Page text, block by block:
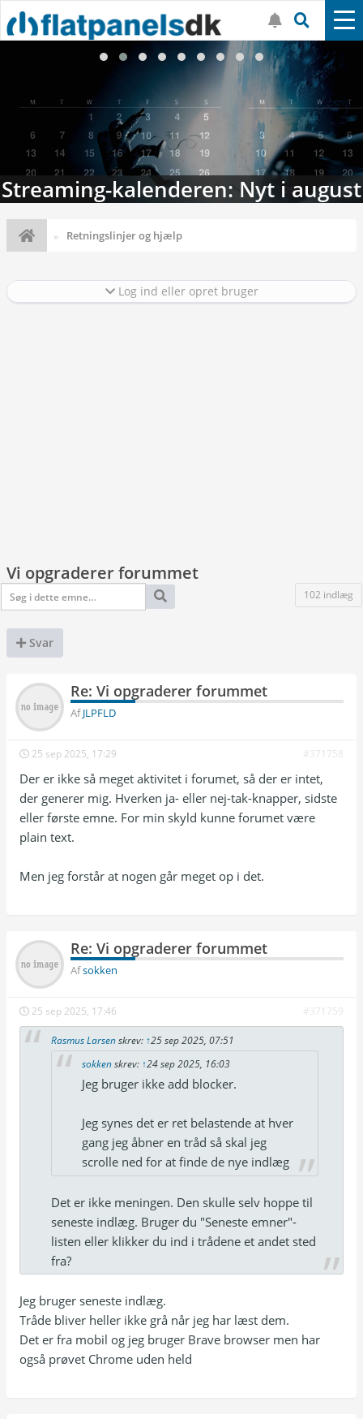
Streaming-kalenderen: Nyt i august
Retningslinjer og hjælp
Log ind eller opret bruger
Vi opgraderer forummet
102 indlæg
Svar
Re: Vi opgraderer forummet
AfJLPFLD
25 sep 2025, 17:29 #371758
Der er ikke så meget aktivitet i forumet, så der er intet,
der generer mig. Hverken ja- eller nej-tak-knapper, sidste
eller første emne. For min skyld kunne forumet være
plain text.
Men jeg forstår at nogen går meget op i det.
Re: Vi opgraderer forummet
Afsokken
25 sep 2025, 17:46 #371759
Rasmus Larsenskrev: ↑25 sep 2025, 07:51
sokkenskrev: ↑24 sep 2025, 16:03
Jeg bruger ikke add blocker.
Jeg synes det er ret belastende at hver
gang jeg åbner en tråd så skal jeg
scrolle ned for at finde de nye indlæg
Det er ikke meningen. Den skulle selv hoppe til
seneste indlæg. Bruger du "Seneste emner"-
listen eller klikker du ind i trådene et andet sted
fra?
Jeg bruger seneste indlæg.
Tråde bliver heller ikke grå når jeg har læst dem.
Det er fra mobil og jeg bruger Brave browser men har
også prøvet Chrome uden held